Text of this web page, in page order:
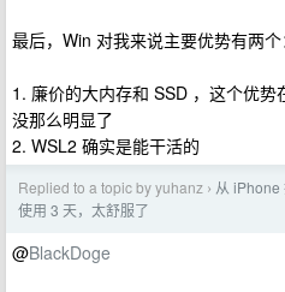
最后，Win 对我来说主要优势有两个
1. 廉价的大内存和 SSD ，这个优
没那么明显了
2. WSL2 确实是能干活的
Replied to a topic by yuhanz › 从 iPhone
使用 3 天，太舒服了
@BlackDoge